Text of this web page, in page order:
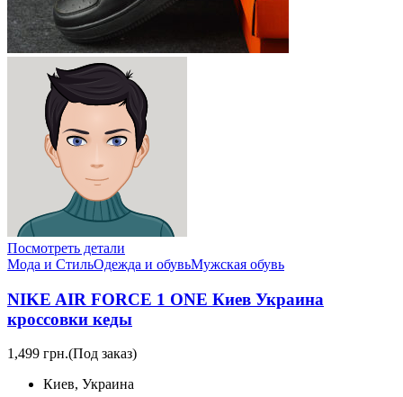
Посмотреть детали
Мода и СтильОдежда и обувьМужская обувь
NIKE AIR FORCE 1 ONE Киев Украина
кроссовки кеды
1,499 грн.(Под заказ)
Киев, Украина